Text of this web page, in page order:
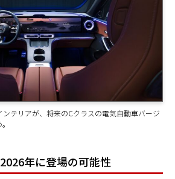
ンテリアが、将来のCクラスの電気自動車バージ
年に登場の可能性